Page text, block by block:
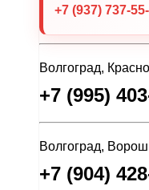
+7 (937) 737-
Волгоград,
+7 (995)
Волгоград,
+7 (904)